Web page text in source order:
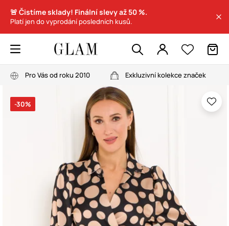
🚨 Čistíme sklady! Finální slevy až 50 %.
Platí jen do vyprodání posledních kusů.
Pro Vás od roku 2010 Exkluzivní kolekce značek
-30%